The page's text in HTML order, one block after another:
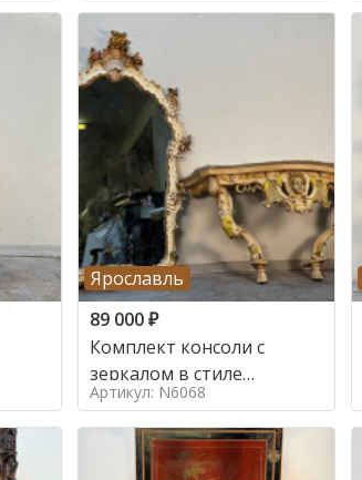
Ярославль
89 000₽
Комплект консоли с
зеркалом в стиле
ренессанс,
Артикул: N6068